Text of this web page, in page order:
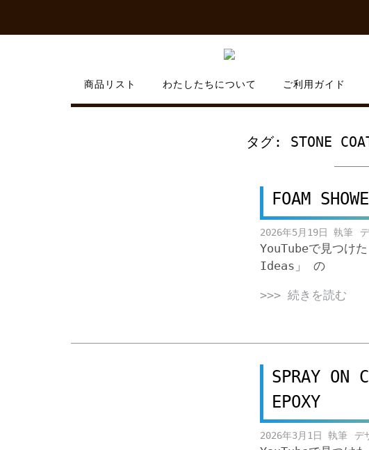
content
商品リスト わたしたちについて ご利用ガイド
タグ: STONE
FOAM
2026年5月19日
YouTubeで見つ
Ideas」 の
>>> 続きを読む
SPRAY ON
EPOXY
2026年3月1日 デ